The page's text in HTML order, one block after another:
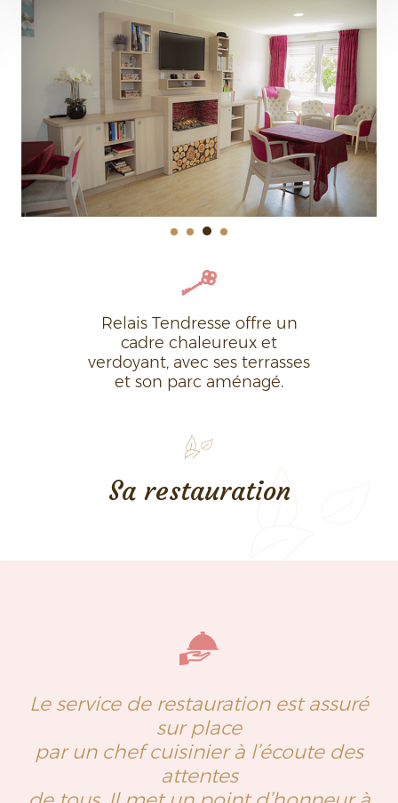
Relais Tendresse offre un
cadre chaleureux et
verdoyant, avec ses terrasses
et son parc aménagé.
Sa restauration
Le service de restauration est assuré
sur place
par un chef cuisinier à l’écoute des
attentes